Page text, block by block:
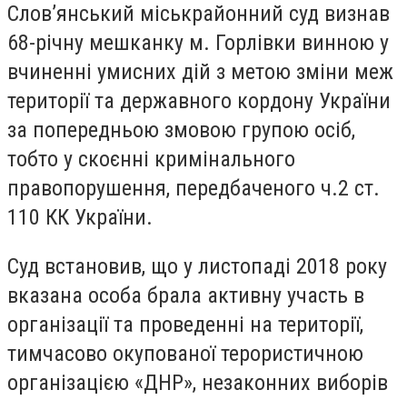
Слов’янський міськрайонний суд визнав
68-річну мешканку м. Горлівки винною у
вчиненні умисних дій з метою зміни меж
території та державного кордону України
за попередньою змовою групою осіб,
тобто у скоєнні кримінального
правопорушення, передбаченого ч.2 ст.
110 КК України.
Суд встановив, що у листопаді 2018 року
вказана особа брала активну участь в
організації та проведенні на території,
тимчасово окупованої терористичною
організацією «ДНР», незаконних виборів